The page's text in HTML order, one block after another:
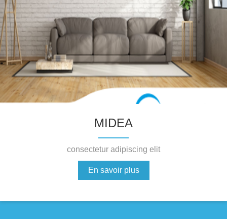
MIDEA
consectetur adipiscing elit
En savoir plus